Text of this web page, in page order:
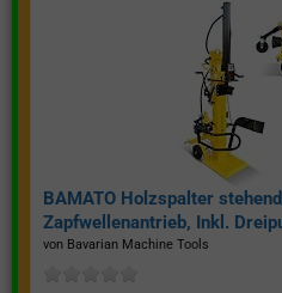
BAMATO Holzspalter
Zapfwellenantrieb, Inkl.
Spaltkraft 22 Tonnen*
von Bavarian Machine Tools